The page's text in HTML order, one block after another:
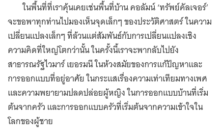
ในพื้นที่ที่เราคุ้นเคยเช่นพื้นที่บ้าน คอลัมน์ ‘ทรัพย์คัลเจอร์’
จะขอพาทุกท่านไปมองเห็นจุดเล็กๆ ของประวัติศาสตร์ ในความ
เปลี่ยนแปลงเล็กๆ ที่ล้วนแต่สัมพันธ์กับการเปลี่ยนแปลงเชิง
ความคิดที่ใหญ่โตกว่านั้น ในครั้งนี้เราจะพากลับไปยัง
สาธารณรัฐไวมาร์ เยอรมนี ในห้วงสมัยของการแก้ปัญหาและ
การออกแบบที่อยู่อาศัย ในกระแสเรื่องความเท่าเทียมทางเพศ
และความพยายามปลดปล่อยผู้หญิง ในการออกแบบบ้านที่เริ่ม
ต้นจากครัว และการออกแบบครัวที่เริ่มต้นจากความเข้าใจใน
โลกของผู้ชาย